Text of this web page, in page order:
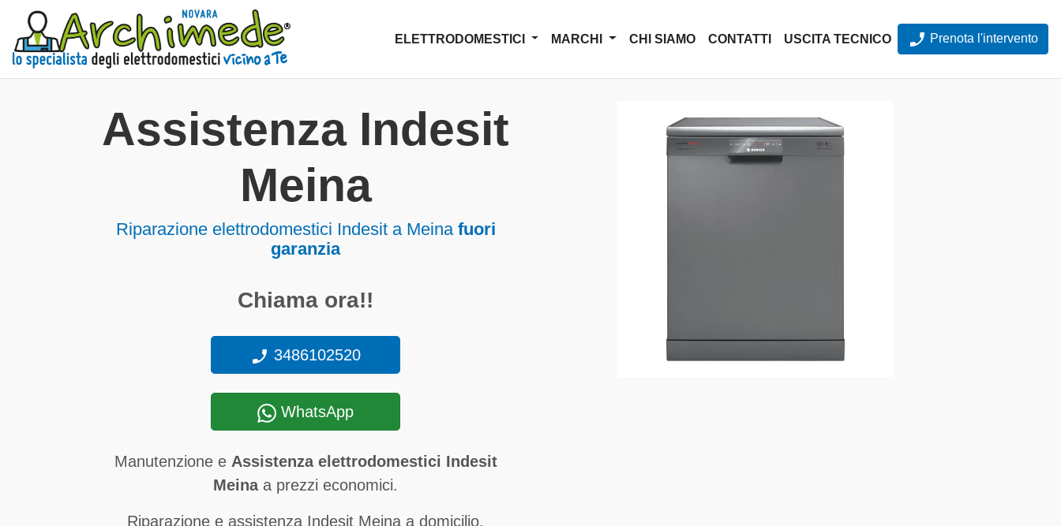
ELETTRODOMESTICI MARCHI CHI SIAMO CONTATTI USCITA TECNICO Prenota l'intervento
Assistenza Indesit
Meina
Riparazione elettrodomestici Indesit a Meina fuori
garanzia
Chiama ora!!
3486102520
WhatsApp
Manutenzione e Assistenza elettrodomestici Indesit
Meinaa prezzi economici.
Riparazione e assistenza Indesit Meina a domicilio.